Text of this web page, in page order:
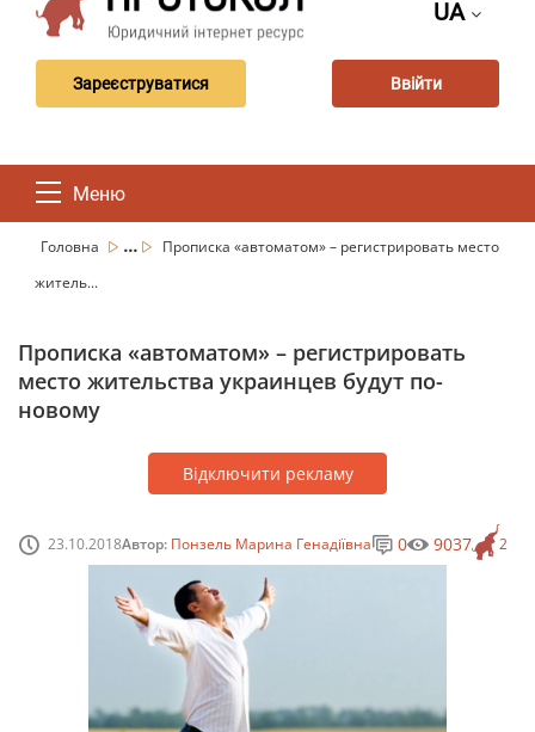
UA
Зареєструватися Ввійти
Меню
Головна ...
Прописка «автоматом» – регистрировать место
житель...
Прописка «автоматом» – регистрировать
место жительства украинцев будут по-
новому
Відключити рекламу
23.10.2018Автор: Понзель Марина Генадіївна 2
0 9037